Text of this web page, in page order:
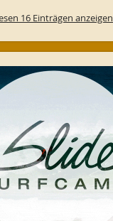
16 Einträgen anzeigen